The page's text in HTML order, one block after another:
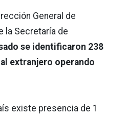
General de
la Secretaría de
se identificaron 238
extranjero operando
existe presencia de 1